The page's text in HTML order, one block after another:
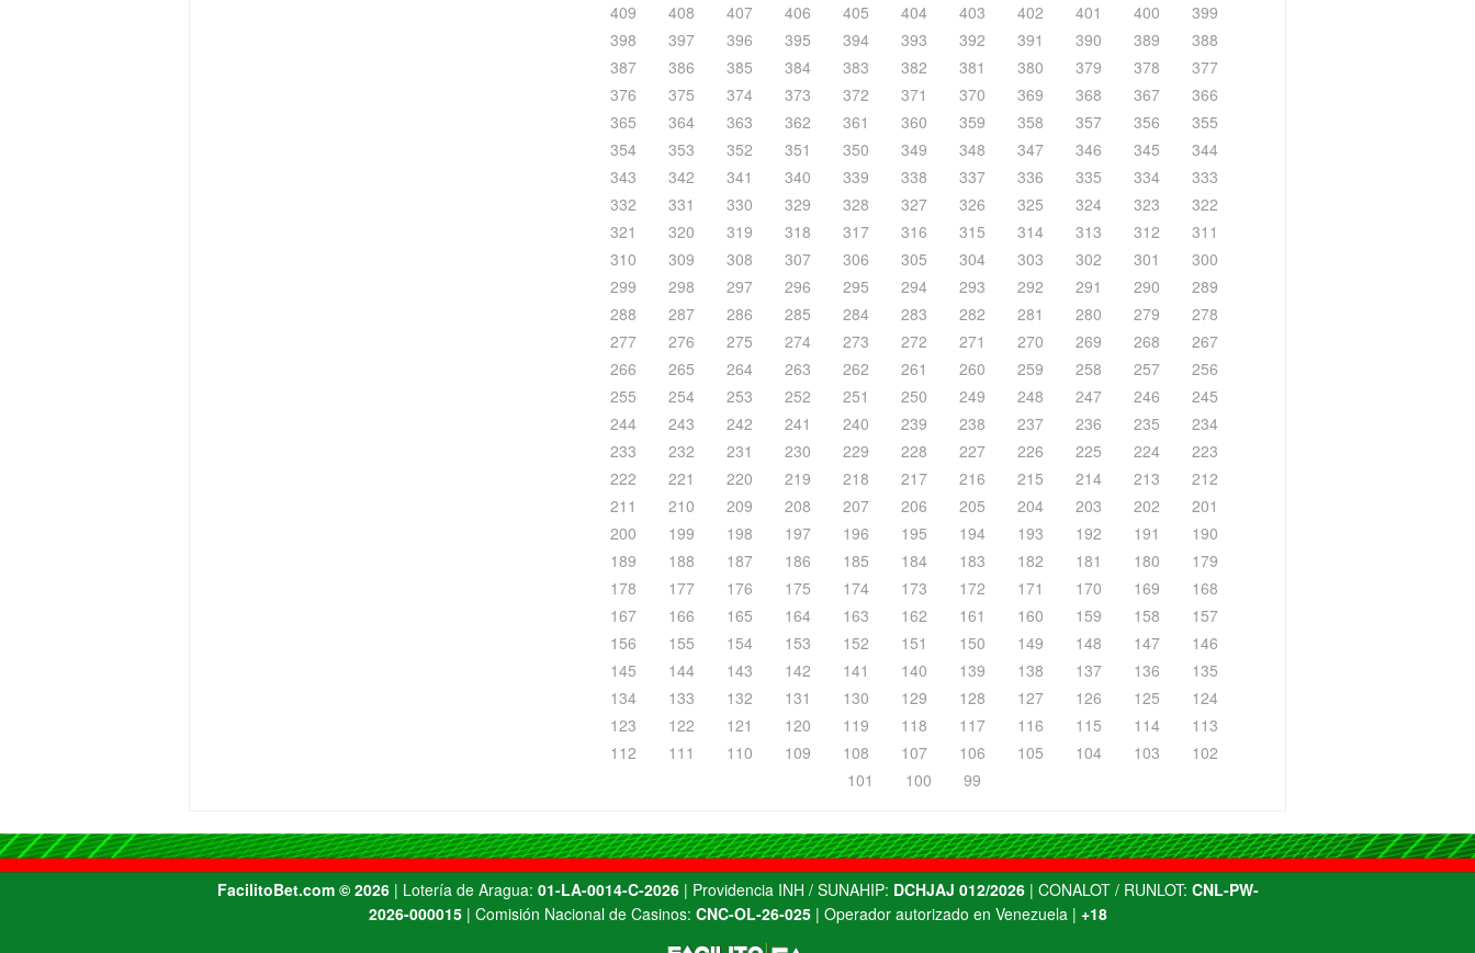
409
408 407 406 405 404 403 402 401 400
399
398
397 396 395 394 393 392 391 390 389
388
387
386 385 384 383 382 381 380 379 378
377
376
375 374 373 372 371 370 369 368 367
366
365
364 363 362 361 360 359 358 357 356
355
354
353 352 351 350 349 348 347 346 345
344
343
342 341 340 339 338 337 336 335 334
333
332
331 330 329 328 327 326 325 324 323
322
321
320 319 318 317 316 315 314 313 312
311
310
309 308 307 306 305 304 303 302 301
300
299
298 297 296 295 294 293 292 291 290
289
288
287 286 285 284 283 282 281 280 279
278
277
276 275 274 273 272 271 270 269 268
267
266
265 264 263 262 261 260 259 258 257
256
255
254 253 252 251 250 249 248 247 246
245
244
243 242 241 240 239 238 237 236 235
234
233
232 231 230 229 228 227 226 225 224
223
222
221 220 219 218 217 216 215 214 213
212
211
210 209 208 207 206 205 204 203 202
201
200
199 198 197 196 195 194 193 192 191
190
189
188 187 186 185 184 183 182 181 180
179
178
177 176 175 174 173 172 171 170 169
168
167
166 165 164 163 162 161 160 159 158
157
156
155 154 153 152 151 150 149 148 147
146
145
144 143 142 141 140 139 138 137 136
135
134
133 132 131 130 129 128 127 126 125
124
123
122 121 120 119 118 117 116 115 114
113
112
111 110 109 108 107 106 105 104 103
102
101
100 99
FacilitoBet.com ©️ 2026| Lotería de Aragua: 01-LA-0014-C-2026| Providencia INH / SUNAHIP: DCHJAJ 012/2026| CONALOT / RUNLOT: CNL-PW-
2026-000015| Comisión Nacional de Casinos: CNC-OL-26-025| Operador autorizado en Venezuela | +18